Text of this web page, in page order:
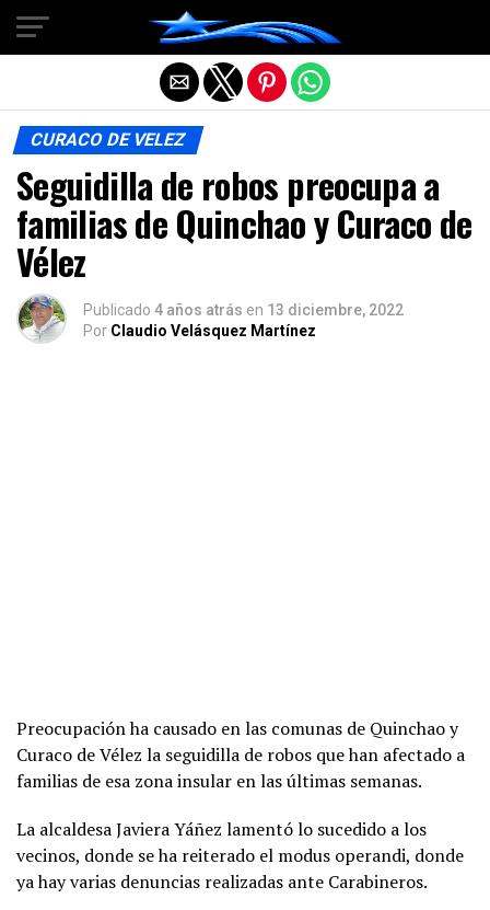
CURACO DE VELEZ
Seguidilla de robos preocupa a
familias de Quinchao y Curaco de
Vélez
Publicado 4 años atrás en 13 diciembre, 2022
Por Claudio Velásquez Martínez
Preocupación ha causado en las comunas de Quinchao y
Curaco de Vélez la seguidilla de robos que han afectado a
familias de esa zona insular en las últimas semanas.
La alcaldesa Javiera Yáñez lamentó lo sucedido a los
vecinos, donde se ha reiterado el modus operandi, donde
ya hay varias denuncias realizadas ante Carabineros.
Salir de la versión móvil